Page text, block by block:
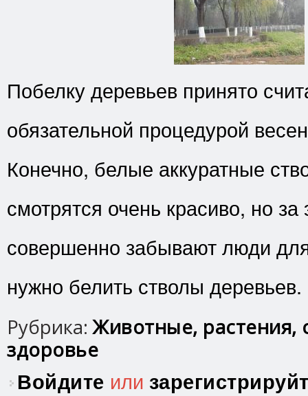
Побелку деревьев принято
обязательной процедурой
Конечно, белые аккуратные
смотрятся очень красиво, но за
совершенно забывают люди
нужно белить стволы деревьев.
Рубрика:Животные, растения,
здоровье
Войдите или